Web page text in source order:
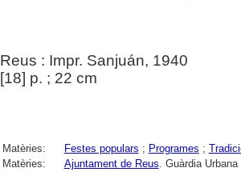
Reus : Impr. Sanjuán, 1940
[18] p. ; 22 cm
Matèries: Festes populars ; Programes ;
Matèries:
Ajuntament de Reus. Guàrdia Urbana